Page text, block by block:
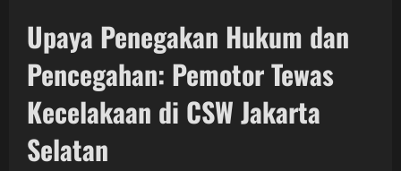
Upaya Penegakan Hukum dan
Pencegahan: Pemotor Tewas
Kecelakaan di CSW Jakarta
Selatan